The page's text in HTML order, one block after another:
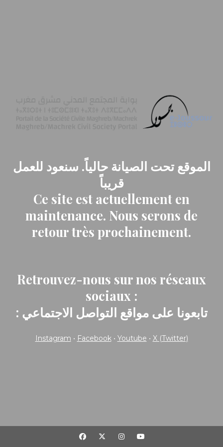
الموقع تحت الصيانة حالياً. سنعود للعمل
قريباً
Ce site est actuellement en
maintenance. Nous serons de
retour très prochainement.
Retrouvez-nous sur nos réseaux
sociaux :
: تابعونا على مواقع التواصل الاجتماعي
Instagram • Facebook• Youtube • X (Twitter)